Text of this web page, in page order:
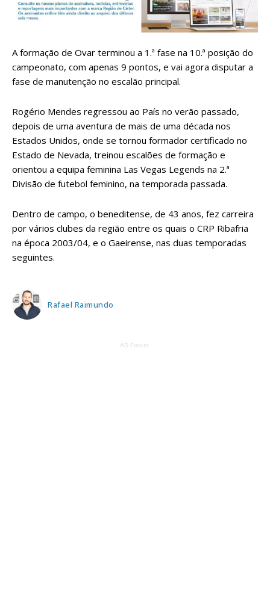
A formação de Ovar terminou a 1.ª fase na 10.ª posição do
campeonato, com apenas 9 pontos, e vai agora disputar a
fase de manutenção no escalão principal.
Rogério Mendes regressou ao País no verão passado,
depois de uma aventura de mais de uma década nos
Estados Unidos, onde se tornou formador certificado no
Estado de Nevada, treinou escalões de formação e
orientou a equipa feminina Las Vegas Legends na 2.ª
Divisão de futebol feminino, na temporada passada.
Dentro de campo, o beneditense, de 43 anos, fez carreira
por vários clubes da região entre os quais o CRP Ribafria
na época 2003/04, e o Gaeirense, nas duas temporadas
seguintes.
Rafael Raimundo
AD Footer